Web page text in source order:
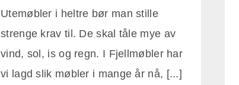
Utemøbler i heltre bør man stille
strenge krav til. De skal tåle mye av
vind, sol, is og regn. I Fjellmøbler har
vi lagd slik møbler i mange år nå, [...]